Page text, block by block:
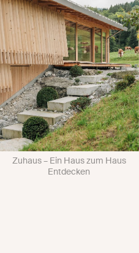
Zuhaus – Ein Haus zum Haus
Entdecken